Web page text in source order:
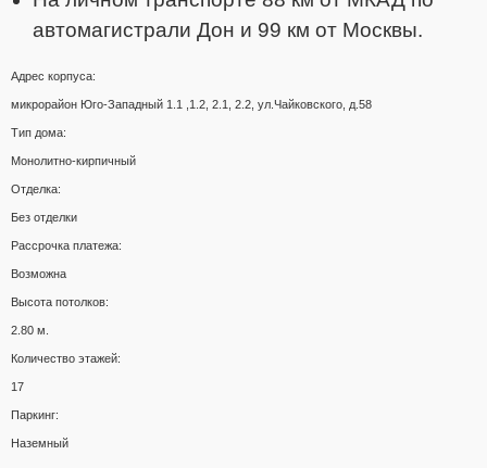
автомагистрали Дон и 99 км от Москвы.
Адрес корпуса:
микрорайон Юго-Западный 1.1 ,1.2, 2.1, 2.2, ул.Чайковского, д.58
Тип дома:
Монолитно-кирпичный
Отделка:
Без отделки
Рассрочка платежа:
Возможна
Высота потолков:
2.80 м.
Количество этажей:
17
Паркинг:
Наземный